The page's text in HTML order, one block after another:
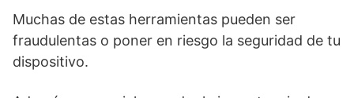
Muchas de estas herramientas pueden ser
fraudulentas o poner en riesgo la seguridad de tu
dispositivo.